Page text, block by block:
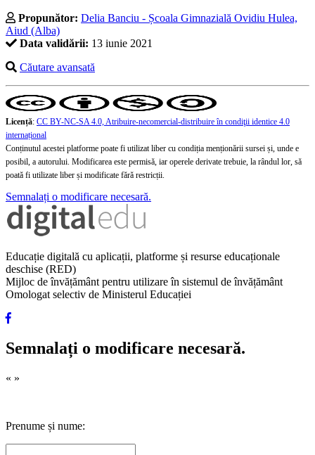
Propunător: Delia Banciu - Școala Gimnazială Ovidiu Hulea,
Aiud (Alba)
Data validării: 13 iunie 2021
Căutare avansată
Licență: CC BY-NC-SA 4.0, Atribuire-necomercial-distribuire în condiţii identice 4.0
internațional
Conținutul acestei platforme poate fi utilizat liber cu condiția menționării sursei și, unde e
posibil, a autorului. Modificarea este permisă, iar operele derivate trebuie, la rândul lor, să
poată fi utilizate liber și modificate fără restricții.
Semnalați o modificare necesară.
Educație digitală cu aplicații, platforme și resurse educaționale
deschise (RED)
Mijloc de învățământ pentru utilizare în sistemul de învățământ
Omologat selectiv de Ministerul Educației
Semnalați o modificare necesară.
« »
Prenume și nume: